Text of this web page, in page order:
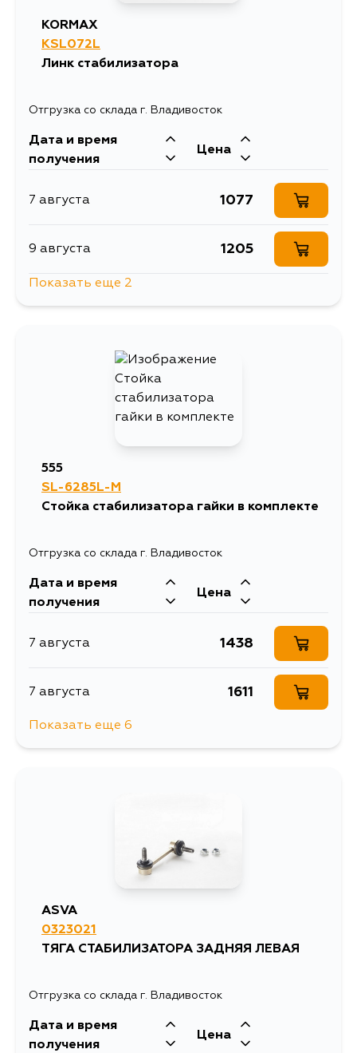
KORMAX
KSL072L
Линк стабилизатора
Отгрузка со склада г. Владивосток
Дата и время
получения
Цена
7 августа 1077
9 августа 1205
Показать еще 2
555
SL-6285L-M
Стойка стабилизатора гайки в комплекте
Отгрузка со склада г. Владивосток
Дата и время
получения
Цена
7 августа 1438
7 августа 1611
15 августа
Показать еще 6
ASVA
0323021
ТЯГА СТАБИЛИЗАТОРА ЗАДНЯЯ ЛЕВАЯ
Отгрузка со склада г. Владивосток
Дата и время
получения
Цена